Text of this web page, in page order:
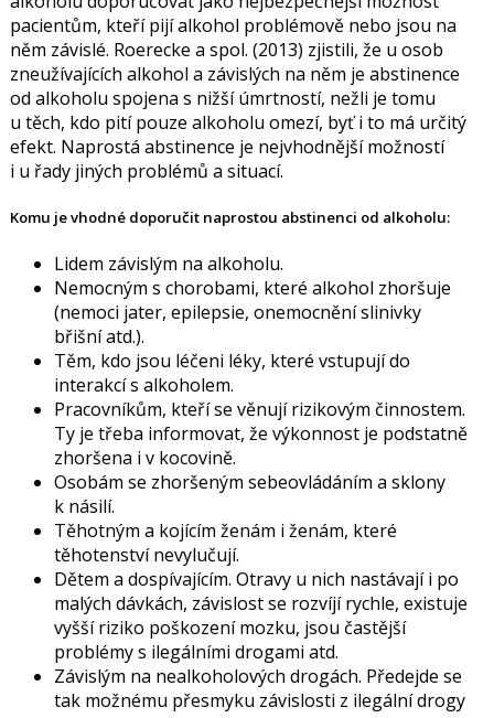
pacientům, kteří pijí alkohol problémově nebo jsou na
něm závislé. Roerecke a spol. (2013) zjistili, že u osob
zneužívajících alkohol a závislých na něm je abstinence
od alkoholu spojena s nižší úmrtností, nežli je tomu
u těch, kdo pití pouze alkoholu omezí, byť i to má určitý
efekt. Naprostá abstinence je nejvhodnější možností
i u řady jiných problémů a situací.
Komu je vhodné doporučit naprostou abstinenci od alkoholu:
Lidem závislým na alkoholu.
Nemocným s chorobami, které alkohol zhoršuje
(nemoci jater, epilepsie, onemocnění slinivky
břišní atd.).
Těm, kdo jsou léčeni léky, které vstupují do
interakcí s alkoholem.
Pracovníkům, kteří se věnují rizikovým činnostem.
Ty je třeba informovat, že výkonnost je podstatně
zhoršena i v kocovině.
Osobám se zhoršeným sebeovládáním a sklony
k násilí.
Těhotným a kojícím ženám i ženám, které
těhotenství nevylučují.
Dětem a dospívajícím. Otravy u nich nastávají i po
malých dávkách, závislost se rozvíjí rychle, existuje
vyšší riziko poškození mozku, jsou častější
problémy s ilegálními drogami atd.
Závislým na nealkoholových drogách. Předejde se
tak možnému přesmyku závislosti z ilegální drogy